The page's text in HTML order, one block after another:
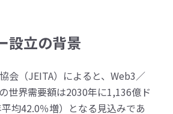
設立の背景
会（JEITA）によると、Web3／
世界需要額は2030年に1,136億ド
均42.0％増）となる見込みであ